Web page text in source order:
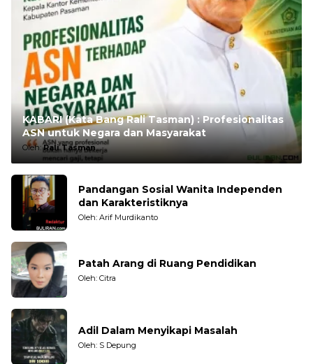
KABARI (Kata Bang Rali Tasman) : Profesionalitas
ASN untuk Negara dan Masyarakat
Oleh:Rali Tasman
Pandangan Sosial Wanita Independen
dan Karakteristiknya
Oleh: Arif Murdikanto
Patah Arang di Ruang Pendidikan
Oleh: Citra
Adil Dalam Menyikapi Masalah
Oleh: S Depung